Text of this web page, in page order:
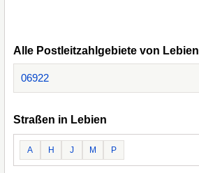
Alle Postleitzahlgebiete von Lebien
06922
Straßen in Lebien
A H J M P